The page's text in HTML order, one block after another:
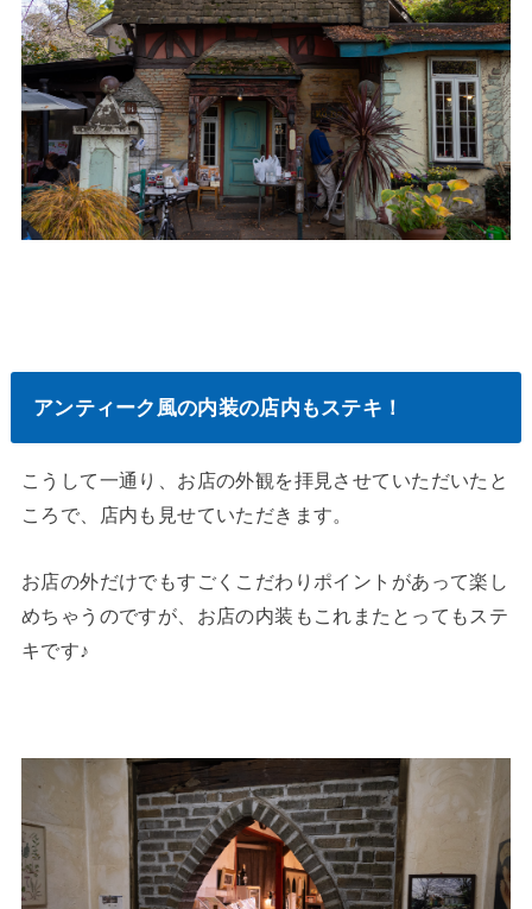
アンティーク風の内装の店内もステキ！
こうして一通り、お店の外観を拝見させていただいたと
ころで、店内も見せていただきます。
お店の外だけでもすごくこだわりポイントがあって楽し
めちゃうのですが、お店の内装もこれまたとってもステ
キです♪